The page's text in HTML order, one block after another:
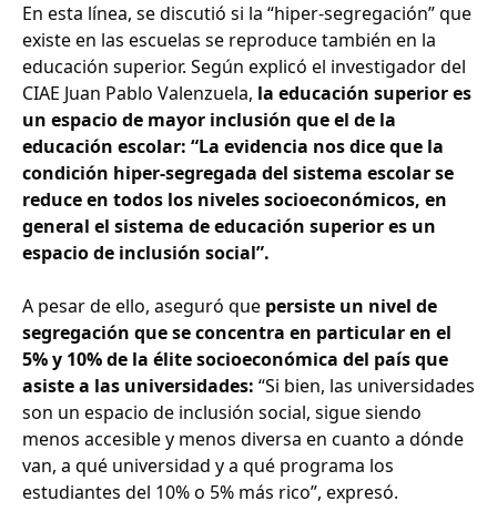
En esta línea, se discutió si la “hiper-segregación” que
existe en las escuelas se reproduce también en la
educación superior. Según explicó el investigador del
CIAE Juan Pablo Valenzuela, la educación superior es
un espacio de mayor inclusión que el de la
educación escolar: “La evidencia nos dice que la
condición hiper-segregada del sistema escolar se
reduce en todos los niveles socioeconómicos, en
general el sistema de educación superior es un
espacio de inclusión social”.
A pesar de ello, aseguró que persiste un nivel de
segregación que se concentra en particular en el
5% y 10% de la élite socioeconómica del país que
asiste a las universidades: “Si bien, las universidades
son un espacio de inclusión social, sigue siendo
menos accesible y menos diversa en cuanto a dónde
van, a qué universidad y a qué programa los
estudiantes del 10% o 5% más rico”, expresó.